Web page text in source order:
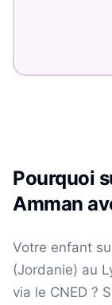
Pourquoi
Amman
Votre enfant
(Jordanie) au
via le CNED ?